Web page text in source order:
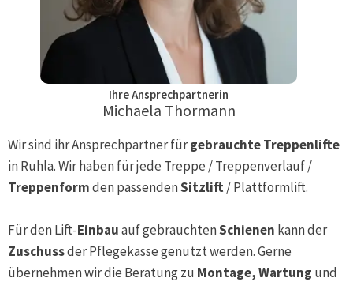
Ihre Ansprechpartnerin
Michaela Thormann
Wir sind ihr Ansprechpartner fürgebrauchte Treppenlifte
inRuhla. Wir haben für jede Treppe / Treppenverlauf /
Treppenformden passendenSitzlift/ Plattformlift.
Für den Lift-Einbauauf gebrauchtenSchienen kann der
Zuschussder Pflegekasse genutzt werden. Gerne
übernehmen wir die Beratung zu Montage, Wartung und